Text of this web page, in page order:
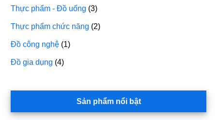
Thực phẩm - Đồ uống (3)
Thực phẩm chức năng (2)
Đồ công nghệ (1)
Đồ gia dụng (4)
Sản phẩm nổi bật